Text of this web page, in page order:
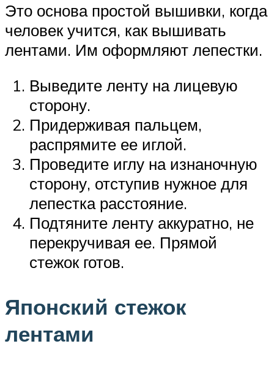
Это основа простой вышивки, когда
человек учится, как вышивать
лентами. Им оформляют лепестки.
Выведите ленту на лицевую
сторону.
Придерживая пальцем,
распрямите ее иглой.
Проведите иглу на изнаночную
сторону, отступив нужное для
лепестка расстояние.
Подтяните ленту аккуратно, не
перекручивая ее. Прямой
стежок готов.
Японский стежок
лентами